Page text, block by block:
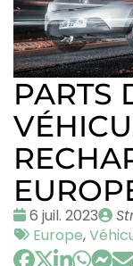
PARTS
Date
:
6 juil. 2023
Tags
:
Europe,